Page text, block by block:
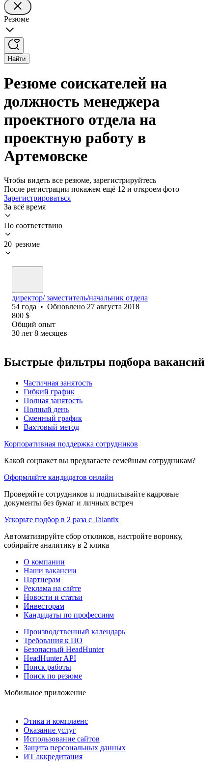
Резюме
Найти
Резюме соискателей на
должность менеджера
проектного отдела на
проектную работу в
Артемовске
Чтобы видеть все резюме, зарегистрируйтесь
После регистрации покажем ещё 12 и откроем фото
Зарегистрироваться
За всё время
По соответствию
20 резюме
директор/ заместитель/начальник отдела
54 года • Обновлено 27 августа 2018
800 $
Общий опыт
30 лет 8 месяцев
Быстрые фильтры подбора вакансий
Частичная занятость
Гибкий график
Полная занятость
Полный день
Сменный график
Вахтовый метод
Корпоративная поддержка сотрудников
Какой соцпакет вы предлагаете семейным сотрудникам?
Оформляйте кандидатов онлайн
Проверяйте сотрудников и подписывайте кадровые
документы без бумаг и личных встреч
Ускорьте подбор в 2 раза с Talantix
Автоматизируйте сбор откликов, настройте воронку,
собирайте аналитику в 2 клика
О компании
Наши вакансии
Партнерам
Реклама на сайте
Новости и статьи
Инвесторам
Кандидаты по профессиям
Производственный календарь
Требования к ПО
Безопасный HeadHunter
HeadHunter API
Поиск работы
Поиск по резюме
Мобильное приложение
Этика и комплаенс
Оказание услуг
Использование сайтов
Защита персональных данных
ИТ аккредитация